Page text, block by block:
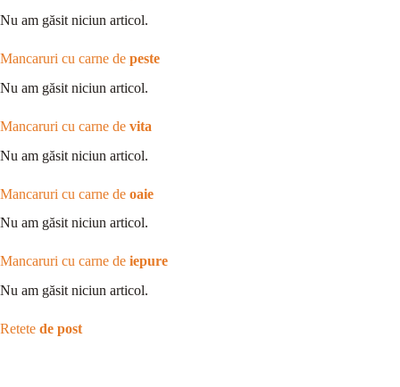
Nu am găsit niciun articol.
Mancaruri cu carne de peste
Nu am găsit niciun articol.
Mancaruri cu carne de vita
Nu am găsit niciun articol.
Mancaruri cu carne de oaie
Nu am găsit niciun articol.
Mancaruri cu carne de iepure
Nu am găsit niciun articol.
Retete de post